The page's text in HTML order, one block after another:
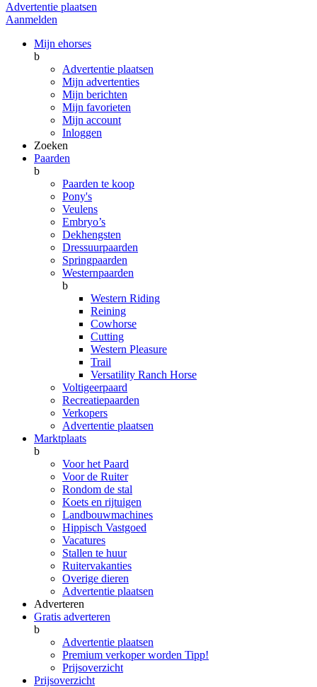
Advertentie plaatsen
Aanmelden
Mijn ehorses
b
Advertentie plaatsen
Mijn advertenties
Mijn berichten
Mijn favorieten
Mijn account
Inloggen
Zoeken
Paarden
b
Paarden te koop
Pony's
Veulens
Embryo’s
Dekhengsten
Dressuurpaarden
Springpaarden
Westernpaarden
b
Western Riding
Reining
Cowhorse
Cutting
Western Pleasure
Trail
Versatility Ranch Horse
Voltigeerpaard
Recreatiepaarden
Verkopers
Advertentie plaatsen
Marktplaats
b
Voor het Paard
Voor de Ruiter
Rondom de stal
Koets en rijtuigen
Landbouwmachines
Hippisch Vastgoed
Vacatures
Stallen te huur
Ruitervakanties
Overige dieren
Advertentie plaatsen
Adverteren
Gratis adverteren
b
Advertentie plaatsen
Premium verkoper worden Tipp!
Prijsoverzicht
Prijsoverzicht